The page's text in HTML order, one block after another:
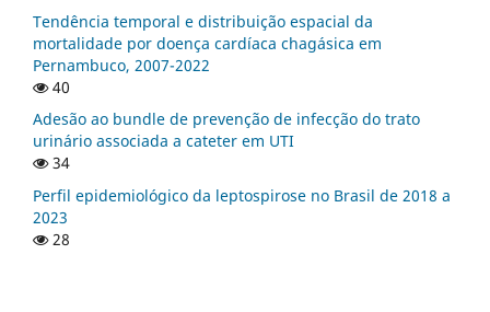
Tendência temporal e distribuição espacial da
mortalidade por doença cardíaca chagásica em
Pernambuco, 2007-2022
40
Adesão ao bundle de prevenção de infecção do trato
urinário associada a cateter em UTI
34
Perfil epidemiológico da leptospirose no Brasil de 2018 a
2023
28